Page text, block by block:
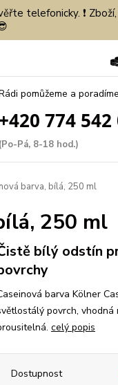
telefonicky. ❗
pomůžeme a
+420 774 542
(Po-Pá, 8-18 hod.)
barva, bílá, 250 ml
250 ml
bílý odstín
barva Kölner
povrch, vhodná
celý popis
Dostupnost